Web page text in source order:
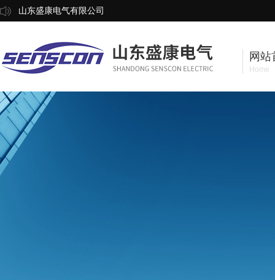
山东盛康电气有限公司
网站
Home